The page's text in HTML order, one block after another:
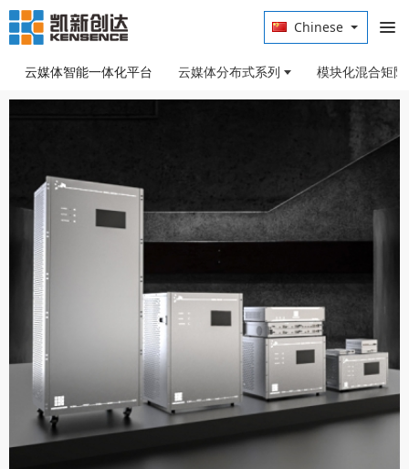
Chinese
云媒体智能一体化平台 云媒体分布式系列 模块化混合矩阵